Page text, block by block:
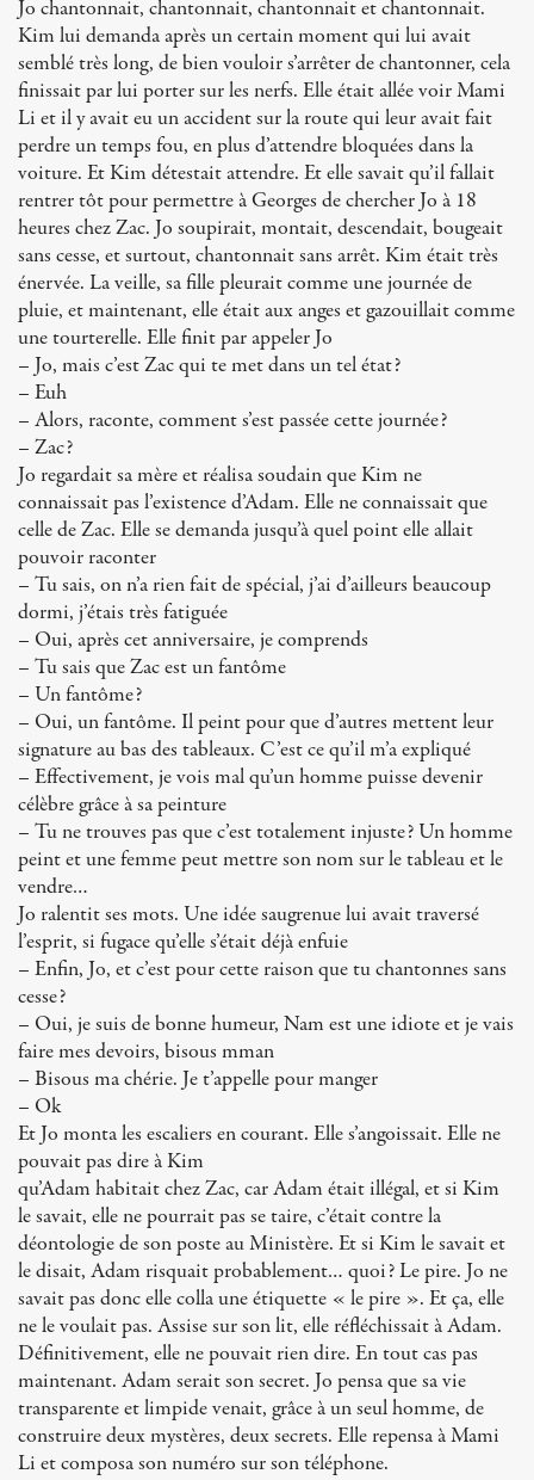
Jo chantonnait, chantonnait, chantonnait et chantonnait.
Kim lui demanda après un certain moment qui lui avait
semblé très long, de bien vouloir s’arrêter de chantonner, cela
finissait par lui porter sur les nerfs. Elle était allée voir Mami
Li et il y avait eu un accident sur la route qui leur avait fait
perdre un temps fou, en plus d’attendre bloquées dans la
voiture. Et Kim détestait attendre. Et elle savait qu’il fallait
rentrer tôt pour permettre à Georges de chercher Jo à 18
heures chez Zac. Jo soupirait, montait, descendait, bougeait
sans cesse, et surtout, chantonnait sans arrêt. Kim était très
énervée. La veille, sa fille pleurait comme une journée de
pluie, et maintenant, elle était aux anges et gazouillait comme
une tourterelle. Elle finit par appeler Jo
– Jo, mais c’est Zac qui te met dans un tel état?
– Euh
– Alors, raconte, comment s’est passée cette journée?
– Zac?
Jo regardait sa mère et réalisa soudain que Kim ne
connaissait pas l’existence d’Adam. Elle ne connaissait que
celle de Zac. Elle se demanda jusqu’à quel point elle allait
pouvoir raconter
– Tu sais, on n’a rien fait de spécial, j’ai d’ailleurs beaucoup
dormi, j’étais très fatiguée
– Oui, après cet anniversaire, je comprends
– Tu sais que Zac est un fantôme
– Un fantôme?
– Oui, un fantôme. Il peint pour que d’autres mettent leur
signature au bas des tableaux. C’est ce qu’il m’a expliqué
– Effectivement, je vois mal qu’un homme puisse devenir
célèbre grâce à sa peinture
– Tu ne trouves pas que c’est totalement injuste? Un homme
peint et une femme peut mettre son nom sur le tableau et le
vendre…
Jo ralentit ses mots. Une idée saugrenue lui avait traversé
l’esprit, si fugace qu’elle s’était déjà enfuie
– Enfin, Jo, et c’est pour cette raison que tu chantonnes sans
cesse?
– Oui, je suis de bonne humeur, Nam est une idiote et je vais
faire mes devoirs, bisous mman
– Bisous ma chérie. Je t’appelle pour manger
– Ok
Et Jo monta les escaliers en courant. Elle s’angoissait. Elle ne
pouvait pas dire à Kim
qu’Adam habitait chez Zac, car Adam était illégal, et si Kim
le savait, elle ne pourrait pas se taire, c’était contre la
déontologie de son poste au Ministère. Et si Kim le savait et
le disait, Adam risquait probablement… quoi? Le pire. Jo ne
savait pas donc elle colla une étiquette « le pire ». Et ça, elle
ne le voulait pas. Assise sur son lit, elle réfléchissait à Adam.
Définitivement, elle ne pouvait rien dire. En tout cas pas
maintenant. Adam serait son secret. Jo pensa que sa vie
transparente et limpide venait, grâce à un seul homme, de
construire deux mystères, deux secrets. Elle repensa à Mami
Li et composa son numéro sur son téléphone.